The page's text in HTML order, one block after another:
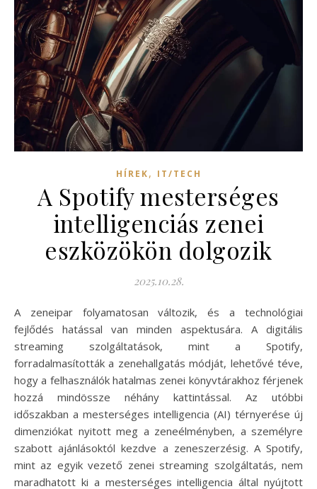
HÍREK, IT/TECH
A Spotify mesterséges
intelligenciás zenei
eszközökön dolgozik
2025.10.28.
A zeneipar folyamatosan változik, és a technológiai
fejlődés hatással van minden aspektusára. A digitális
streaming szolgáltatások, mint a Spotify,
forradalmasították a zenehallgatás módját, lehetővé téve,
hogy a felhasználók hatalmas zenei könyvtárakhoz férjenek
hozzá mindössze néhány kattintással. Az utóbbi
időszakban a mesterséges intelligencia (AI) térnyerése új
dimenziókat nyitott meg a zeneélményben, a személyre
szabott ajánlásoktól kezdve a zeneszerzésig. A Spotify,
mint az egyik vezető zenei streaming szolgáltatás, nem
maradhatott ki a mesterséges intelligencia által nyújtott